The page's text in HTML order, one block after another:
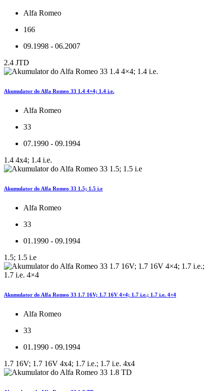
Alfa Romeo
166
09.1998 - 06.2007
2.4 JTD
Akumulator do Alfa Romeo 33 1.4 4×4; 1.4 i.e.
Alfa Romeo
33
07.1990 - 09.1994
1.4 4x4; 1.4 i.e.
Akumulator do Alfa Romeo 33 1.5; 1.5 i.e
Alfa Romeo
33
01.1990 - 09.1994
1.5; 1.5 i.e
Akumulator do Alfa Romeo 33 1.7 16V; 1.7 16V 4×4; 1.7 i.e.; 1.7 i.e. 4×4
Alfa Romeo
33
01.1990 - 09.1994
1.7 16V; 1.7 16V 4x4; 1.7 i.e.; 1.7 i.e. 4x4